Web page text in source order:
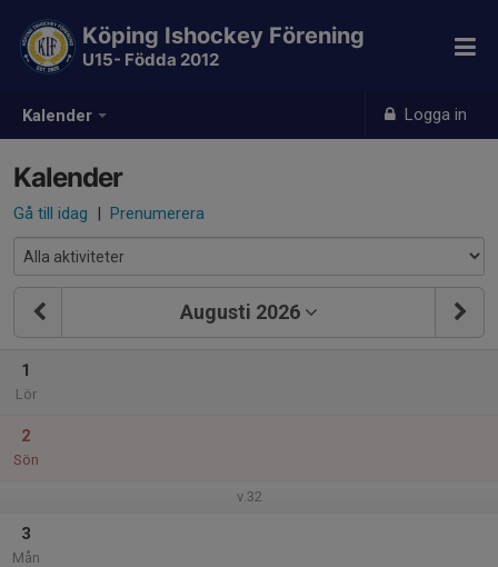
Kalender Logga in
Köping Ishockey Förening
U15- Födda 2012
Kalender
Gå till idag | Prenumerera
Augusti 2026
1
Lör
2
Sön
v.32
3
Mån